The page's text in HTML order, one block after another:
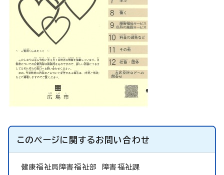
このページに関するお問い合わせ
健康福祉局障害福祉部
障害福祉課